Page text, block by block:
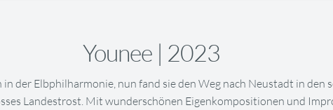
Younee | 2023
in der Elbphilharmonie, nun fand sie den Weg nach Neustadt in den
Landestrost. Mit wunderschönen Eigenkompositionen und